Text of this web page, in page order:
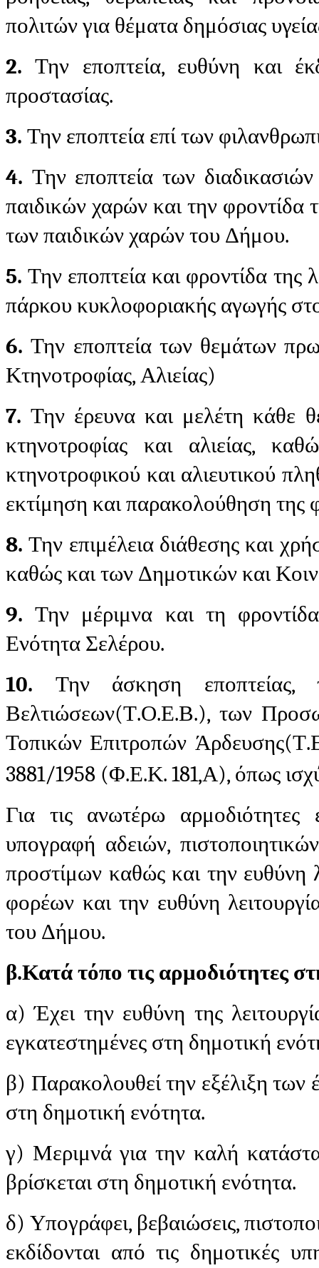
πολιτών για θέματα δημόσιας
2.Την εποπτεία, ευθύνη και
προστασίας.
3. Την εποπτεία επί των
4. Την εποπτεία των
παιδικών χαρών και την φροντίδα
των παιδικών χαρών του Δήμου.
5. Την εποπτεία και φροντίδα της
πάρκου κυκλοφοριακής αγωγής
6. Την εποπτεία των θεμάτων
Κτηνοτροφίας, Αλιείας)
7. Την έρευνα και μελέτη κάθε
κτηνοτροφίας και αλιείας,
κτηνοτροφικού και αλιευτικού
εκτίμηση και παρακολούθηση της
8. Την επιμέλεια διάθεσης και
καθώς και των Δημοτικών και
9. Την μέριμνα και τη
Ενότητα Σελέρου.
10. Την άσκηση εποπτείας,
Βελτιώσεων(Τ.Ο.Ε.Β.), των
Τοπικών Επιτροπών
3881/1958 (Φ.Ε.Κ. 181,Α), όπως
Για τις ανωτέρω αρμοδιότητες
υπογραφή αδειών,
προστίμων καθώς και την ευθύνη
φορέων και την ευθύνη
του Δήμου.
β.Κατά τόπο τις αρμοδιότητες
α) Έχει την ευθύνη της
εγκατεστημένες στη δημοτική
β) Παρακολουθεί την εξέλιξη των
στη δημοτική ενότητα.
γ) Μεριμνά για την καλή
βρίσκεται στη δημοτική ενότητα.
δ) Υπογράφει, βεβαιώσεις,
εκδίδονται από τις δημοτικές